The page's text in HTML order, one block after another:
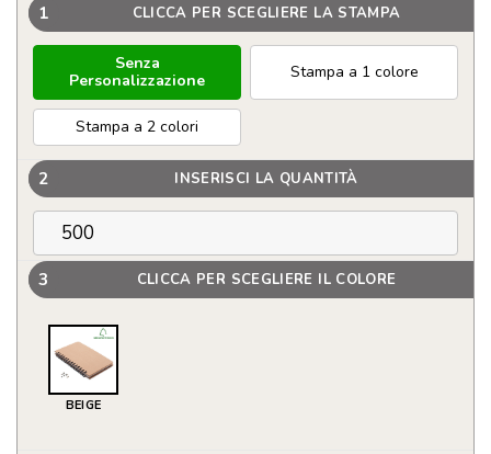
1 CLICCA PER SCEGLIERE LA STAMPA
Senza
Personalizzazione
Stampa a 1 colore
Stampa a 2 colori
2 INSERISCI LA QUANTITÀ
3 CLICCA PER SCEGLIERE IL COLORE
BEIGE